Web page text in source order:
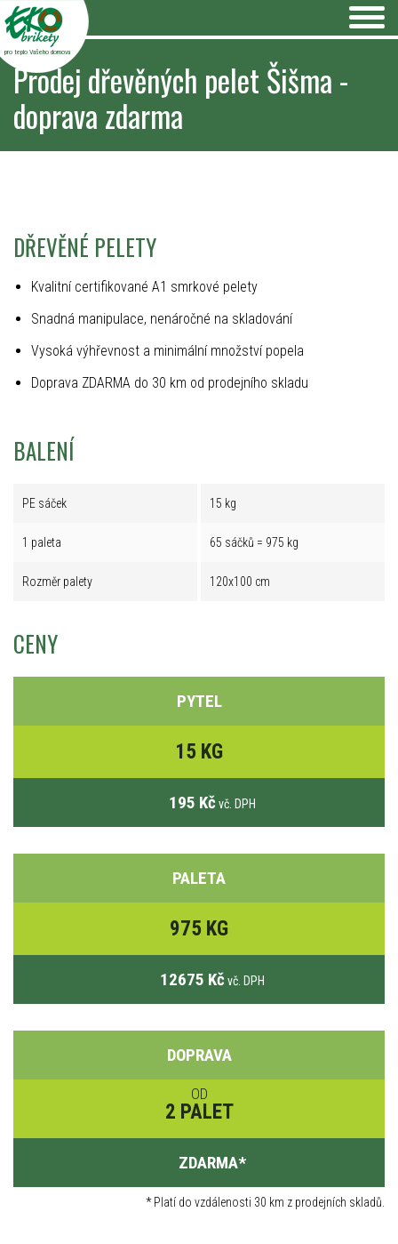
pro teplo Vašeho domova
Prodej dřevěných pelet Šišma -
doprava zdarma
DŘEVĚNÉ PELETY
Kvalitní certifikované A1 smrkové pelety
Snadná manipulace, nenáročné na skladování
Vysoká výhřevnost a minimální množství popela
Doprava ZDARMA do 30 km od prodejního skladu
BALENÍ
PE sáček 15 kg
1 paleta 65 sáčků = 975 kg
Rozměr palety 120x100 cm
CENY
PYTEL
15 KG
195 Kč vč. DPH
PALETA
975 KG
12675 Kč vč. DPH
DOPRAVA
OD
2 PALET
ZDARMA*
*Platí do vzdálenosti 30 km z prodejních skladů.